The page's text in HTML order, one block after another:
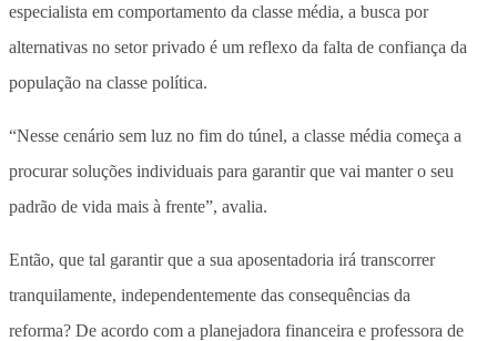
especialista em comportamento da classe média, a busca por
alternativas no setor privado é um reflexo da falta de confiança da
população na classe política.
“Nesse cenário sem luz no fim do túnel, a classe média começa a
procurar soluções individuais para garantir que vai manter o seu
padrão de vida mais à frente”, avalia.
Então, que tal garantir que a sua aposentadoria irá transcorrer
tranquilamente, independentemente das consequências da
reforma? De acordo com a planejadora financeira e professora de